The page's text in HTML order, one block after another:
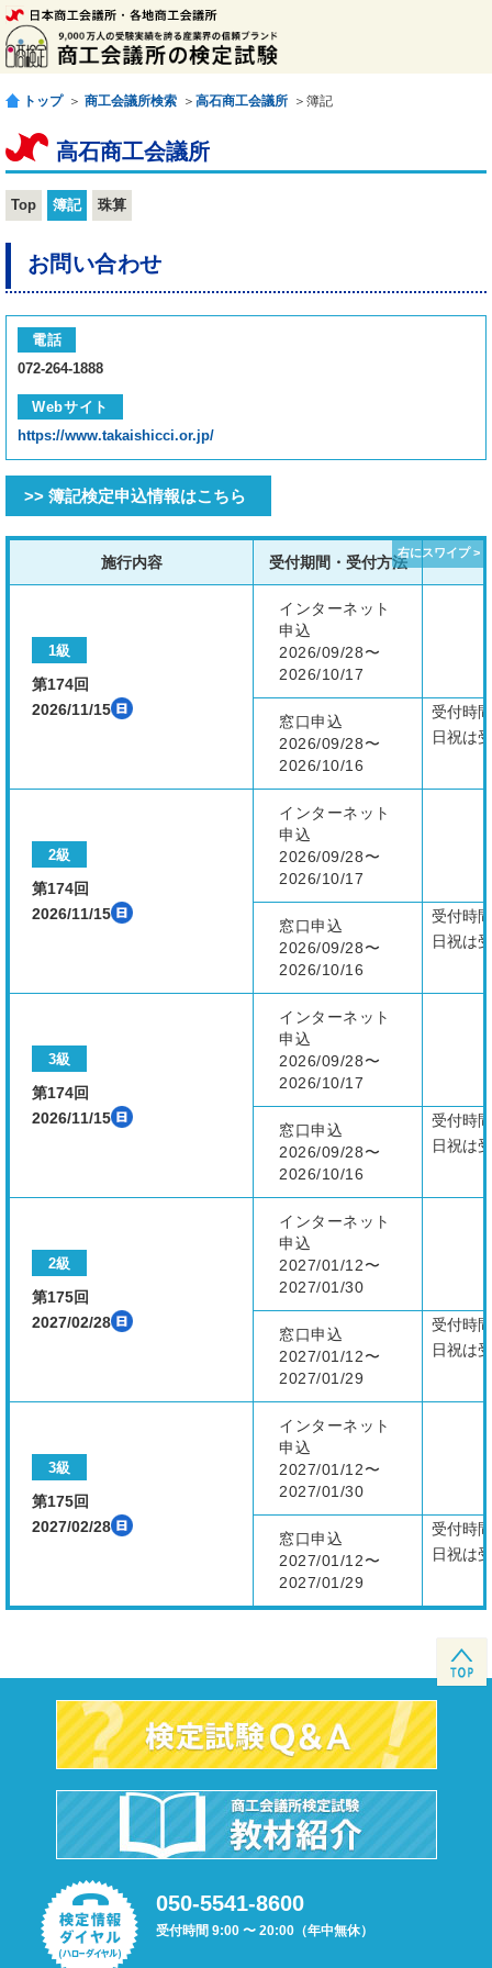
トップ ＞ 商工会議所検索 ＞ 高石商工会議所 ＞簿記
高石商工会議所
Top 簿記 珠算
お問い合わせ
電話
072-264-1888
Webサイト
https://www.takaishicci.or.jp/
>> 簿記検定申込情報はこちら
施行内容 受付期間・受付方法
1級
第174回
2026/11/15
インターネット
申込
2026/09/28〜
2026/10/17
窓口申込
2026/09/28〜
2026/10/16
受付時
日祝は
2級
第174回
2026/11/15
インターネット
申込
2026/09/28〜
2026/10/17
窓口申込
2026/09/28〜
2026/10/16
受付時
日祝は
3級
第174回
2026/11/15
インターネット
申込
2026/09/28〜
2026/10/17
窓口申込
2026/09/28〜
2026/10/16
受付時
日祝は
2級
第175回
2027/02/28
インターネット
申込
2027/01/12〜
2027/01/30
窓口申込
2027/01/12〜
2027/01/29
受付時
日祝は
3級
第175回
2027/02/28
インターネット
申込
2027/01/12〜
2027/01/30
窓口申込
2027/01/12〜
2027/01/29
受付時
日祝は
050-5541-8600
受付時間 9:00 〜 20:00（年中無休）